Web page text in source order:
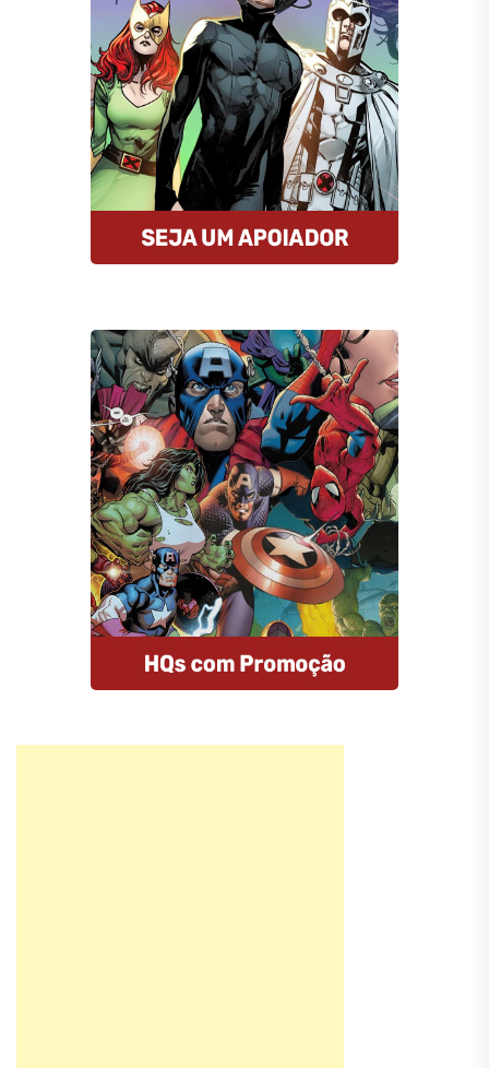
Somos um portal progressista que
traz diariamente informação e
opinião de credibilidade, sempre
combatendo o ódio e a fake news
da internet.
Quero Apoiar
Compre HQs
A Amazon oferece descontos
imperdíveis nas HQs e assinantes
Prime tem entrega gratuita e MUITO
rápida. E mais: comprando por esse
link, você estará nos ajudando.
Comprar